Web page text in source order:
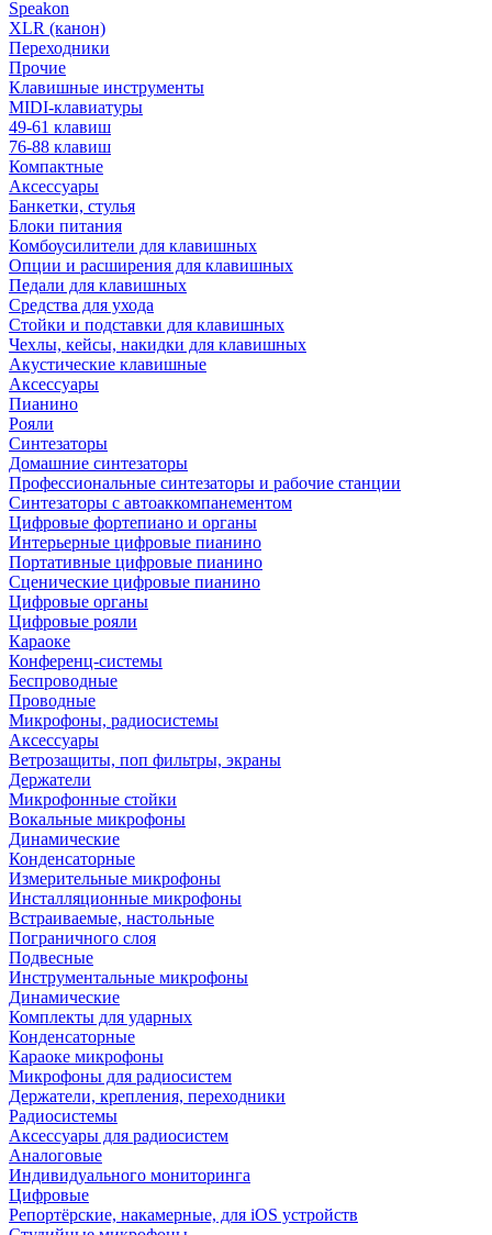
Speakon
XLR (канон)
Переходники
Прочие
Клавишные инструменты
MIDI-клавиатуры
49-61 клавиш
76-88 клавиш
Компактные
Аксессуары
Банкетки, стулья
Блоки питания
Комбоусилители для клавишных
Опции и расширения для клавишных
Педали для клавишных
Средства для ухода
Стойки и подставки для клавишных
Чехлы, кейсы, накидки для клавишных
Акустические клавишные
Аксессуары
Пианино
Рояли
Синтезаторы
Домашние синтезаторы
Профессиональные синтезаторы и рабочие станции
Синтезаторы с автоаккомпанементом
Цифровые фортепиано и органы
Интерьерные цифровые пианино
Портативные цифровые пианино
Сценические цифровые пианино
Цифровые органы
Цифровые рояли
Караоке
Конференц-системы
Беспроводные
Проводные
Микрофоны, радиосистемы
Аксессуары
Ветрозащиты, поп фильтры, экраны
Держатели
Микрофонные стойки
Вокальные микрофоны
Динамические
Конденсаторные
Измерительные микрофоны
Инсталляционные микрофоны
Встраиваемые, настольные
Пограничного слоя
Подвесные
Инструментальные микрофоны
Динамические
Комплекты для ударных
Конденсаторные
Караоке микрофоны
Микрофоны для радиосистем
Держатели, крепления, переходники
Радиосистемы
Аксессуары для радиосистем
Аналоговые
Индивидуального мониторинга
Цифровые
Репортёрские, накамерные, для iOS устройств